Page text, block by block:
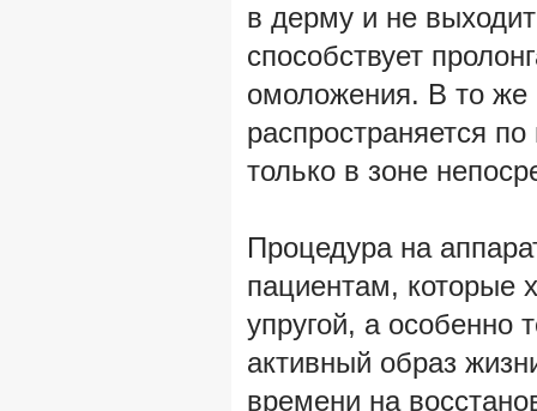
в дерму и не
способствует
омоложения. В то же
распространяется
только в зоне
Процедура на
пациентам, которые
упругой, а особенно
активный образ
времени на